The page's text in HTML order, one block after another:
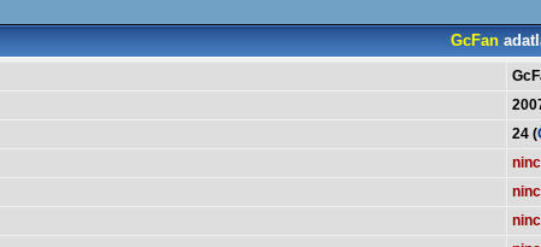
GcFan
24 (